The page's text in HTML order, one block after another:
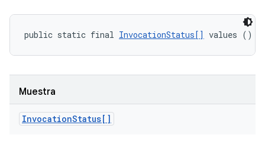
public static final InvocationStatus[] values ()
Muestra
InvocationStatus[]